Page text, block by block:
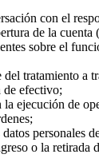
con el
de la
sobre el
tratamiento a
de efectivo;
ejecución de
personales
o la retirada